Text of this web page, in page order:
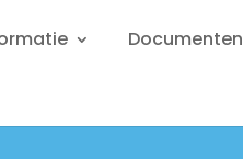
Documenten